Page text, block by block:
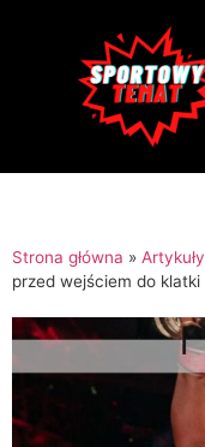
Strona główna » Artykuły
przed wejściem do klatki